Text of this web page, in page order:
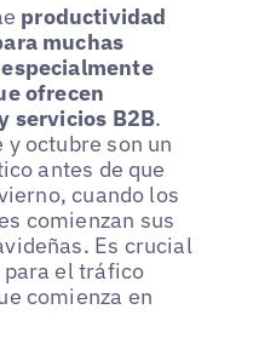
productividad
muchas
ofrecen
servicios B2B.
y octubre son un
antes de que
cuando los
comienzan sus
Es crucial
el tráfico
comienza en